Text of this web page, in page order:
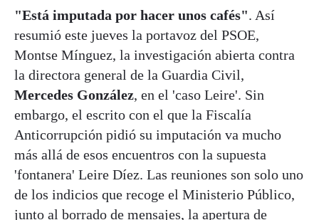
"Está imputada por hacer unos cafés". Así
resumió este jueves la portavoz del PSOE,
Montse Mínguez, la investigación abierta contra
la directora general de la Guardia Civil,
Mercedes González, en el 'caso Leire'. Sin
embargo, el escrito con el que la Fiscalía
Anticorrupción pidió su imputación va mucho
más allá de esos encuentros con la supuesta
'fontanera' Leire Díez. Las reuniones son solo uno
de los indicios que recoge el Ministerio Público,
junto al borrado de mensajes, la apertura de